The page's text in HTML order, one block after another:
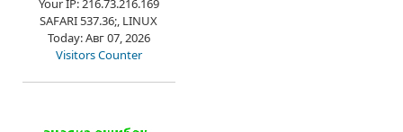
Your IP: 216.73.216.169
SAFARI 537.36;, LINUX
Today: Авг 07, 2026
Visitors Counter